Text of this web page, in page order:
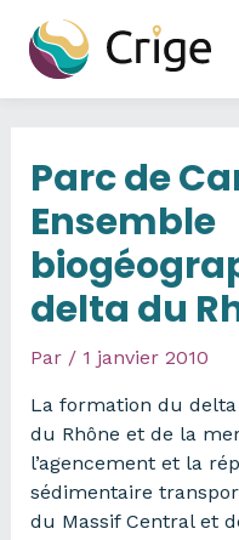
contenu
Parc de
Ensemble
delta du
Par / 1 janvier 2010
La formation du
du Rhône et de la
l’agencement et la
sédimentaire
du Massif Central et